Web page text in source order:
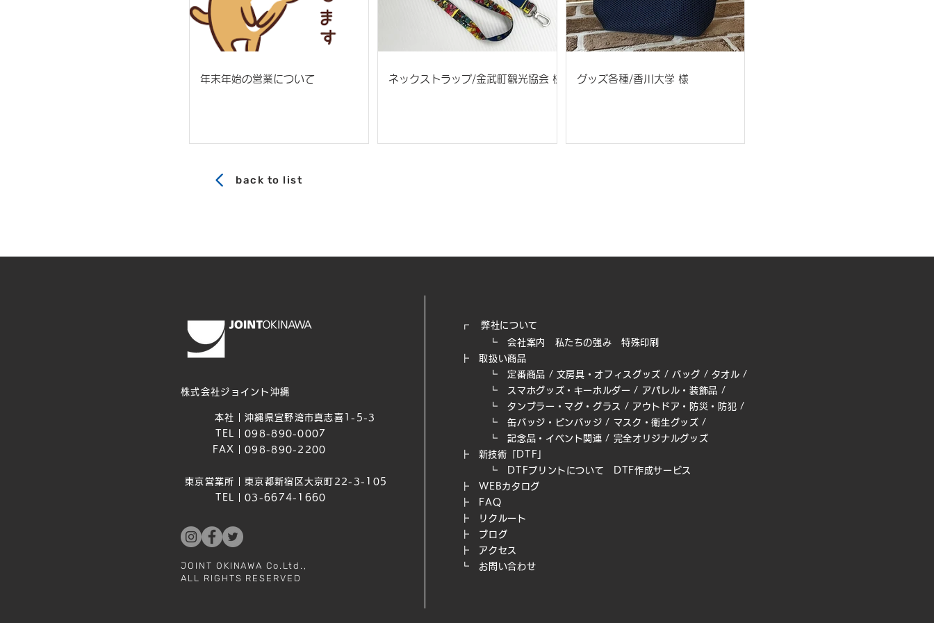
年末年始の営業について ネックストラップ/金武町観光協会 様 グッズ各種/香川大学 様
back to list
株式会社ジョイント沖縄
本社｜
TEL｜
FAX｜
東京営業所｜
TEL｜
沖縄県宜野湾市真志喜1-5-3
098-890-0007
098-890-2200
東京都新宿区大京町22-3-105
03-6674-1660
JOINT OKINAWA Co.Ltd.,
ALL RIGHTS RESERVED
┏ 弊社について
┗会社案内 私たちの強み​
特殊印刷
┣
取扱い商品
┗定番商品 / 文房具・オフィスグッズ / バッグ / タオル /
┗
スマホグッズ・キーホルダー / アパレル・装飾品 /
┗タンブラー・マグ・グラス / アウトドア・防災・防犯 /
┗缶バッジ・ピンバッジ / マスク・衛生グッズ /
┗記念品・イベント関連 / 完全オリジナルグッズ
┣
新技術「DTF」
┗ DTFプリントについて
DTF作成サービス
┣
WEB​カタログ
┣
FAQ
┣ リクルート
┣
ブログ
┣
アクセス
┗ お問い合わせ